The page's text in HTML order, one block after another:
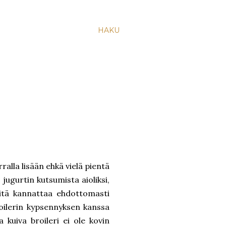
HAKU
lisään ehkä vielä pientä
kutsumista aioliksi,
kannattaa ehdottomasti
kypsennyksen kanssa
kuiva broileri ei ole kovin